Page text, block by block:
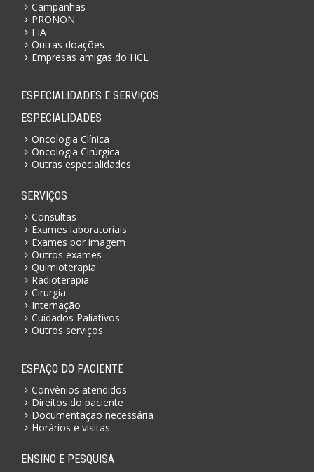
Campanhas
PRONON
FIA
Outras doações
Empresas amigas do HCL
ESPECIALIDADES E SERVIÇOS
ESPECIALIDADES
Oncologia Clínica
Oncologia Cirúrgica
Outras especialidades
SERVIÇOS
Consultas
Exames laboratoriais
Exames por imagem
Outros exames
Quimioterapia
Radioterapia
Cirurgia
Internação
Cuidados Paliativos
Outros serviços
ESPAÇO DO PACIENTE
Convênios atendidos
Direitos do paciente
Documentação necessária
Horários e visitas
ENSINO E PESQUISA